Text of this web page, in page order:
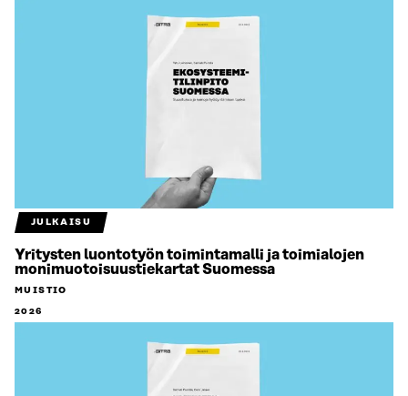
JULKAISU
Yritysten luontotyön toimintamalli ja toimialojen
monimuotoisuustiekartat Suomessa
MUISTIO
2026